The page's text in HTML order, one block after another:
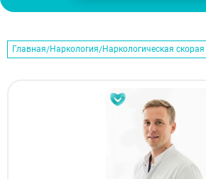
Главная Наркология Наркологическая скорая